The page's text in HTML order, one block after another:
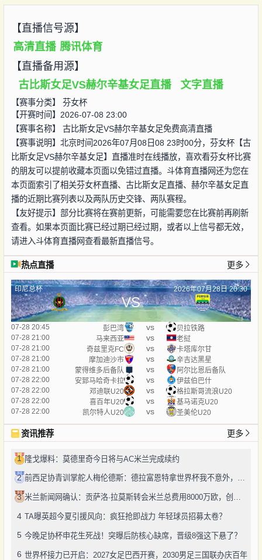
【直播信号源】
高清直播 腾讯体育
【直播备用源】
古比斯女足VS赫尔辛基女足直播 文字直播
【赛事分类】 芬女杯
【开赛时间】2026-07-08 23:00
【赛事名称】 古比斯女足VS赫尔辛基女足免费高清直播
【赛事说明】北京时间2026年07月08日08 23时00分，芬女杯【古
比斯女足VS赫尔辛基女足】直播准时在线播放，喜欢看芬女杯比赛
的朋友可以提前收藏本页面以免错过直播。斗体育直播网还为您在
本页面索引了相关芬女杯直播、古比斯女足直播、赫尔辛基女足直
播的近期比赛列表以及两队历史交锋、两队赛程。
【友好提示】部分比赛将在赛前更新，可能需要您在比赛前再刷新
查看。如果本页面比赛已经过期已经过期，或者以上信号都无效，
请进入斗体育直播网查看最新直播信号。
热点直播 更多
印尼总杯 2026年07月28日 20:30
VS
07-28 20:45 彭巴湾 vs
贝拉铁路
07-28 21:00
马来西亚 vs
老挝
07-28 21:00
奇兹里克FC vs
卡塔库尔甘
07-28 21:00
摩加迪沙市 vs
辛吉达黑星
07-28 21:00
蒙得维多后备队 vs
阿尔比恩后备队
07-28 22:00
安郅马哈奇卡拉 vs
伊兹伯巴什
07-28 22:00
邓迪联U20 vs
格拉斯哥流浪U20
07-28 22:00
喜百年U20 vs
基马诺克U20
07-28 22:00
凯尔特人U20 vs 圣美伦U20
资讯推荐 更多
1 隆戈爆料：莫德里奇今日将与AC米兰完成续约
2 前西足协青训掌舵人梅伦德斯：德拉富恩特拿世界杯我不意外，他的上限没人说得清
3 米兰新闻网确认：贡萨洛·拉莫斯转会米兰总费用8000万欧，创队史转会纪录
4 TA曝英超今夏引援风向：疯狂抢即战力 年轻球员招募太卷？
5 今晚足协杯申花生死战！突曝后防核心缺席，晋级8强这下悬了？
6 世界杯接力已开启：2027女足巴西开赛，2030男足三国联办庆百年